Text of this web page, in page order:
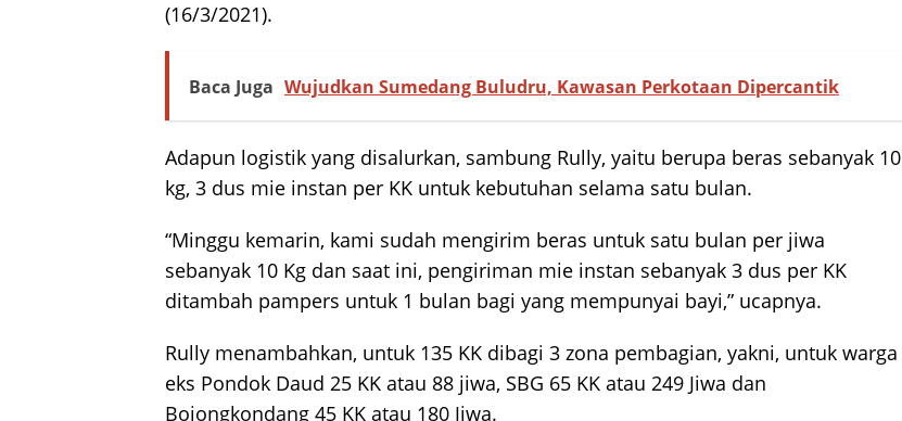
(16/3/2021).
Baca Juga Wujudkan Sumedang Buludru, Kawasan Perkotaan Dipercantik
Adapun logistik yang disalurkan, sambung Rully, yaitu berupa beras sebanyak 10
kg, 3 dus mie instan per KK untuk kebutuhan selama satu bulan.
“Minggu kemarin, kami sudah mengirim beras untuk satu bulan per jiwa
sebanyak 10 Kg dan saat ini, pengiriman mie instan sebanyak 3 dus per KK
ditambah pampers untuk 1 bulan bagi yang mempunyai bayi,” ucapnya.
Rully menambahkan, untuk 135 KK dibagi 3 zona pembagian, yakni, untuk warga
eks Pondok Daud 25 KK atau 88 jiwa, SBG 65 KK atau 249 Jiwa dan
Bojongkondang 45 KK atau 180 Jiwa.